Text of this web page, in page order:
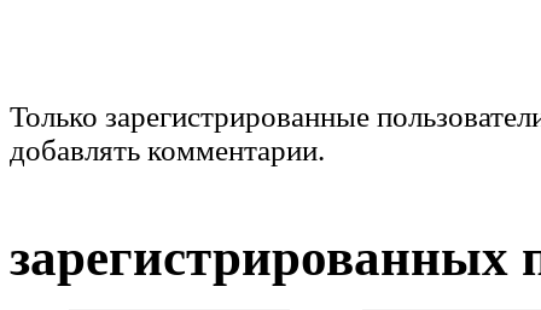
Только зарегистрированные
добавлять комментарии.
зарегистрированных